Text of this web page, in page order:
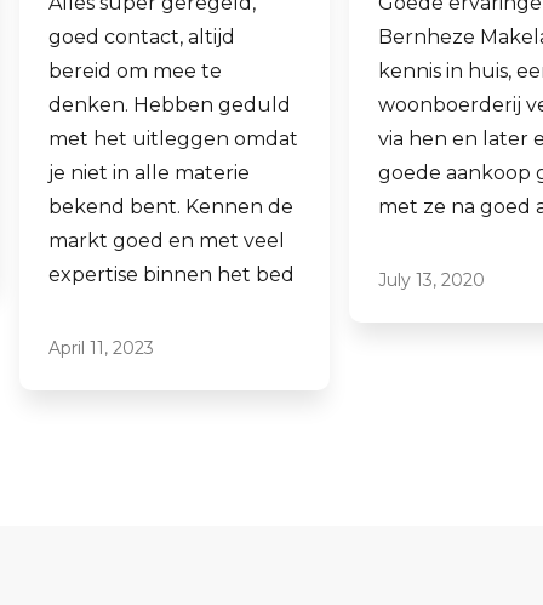
Bernheze Makelaars, veel
kennis in huis, eens onze
woonboerderij verkocht
via hen en later een
goede aankoop gedaan
met ze na goed advies.
July 13, 2020
al mijn 2e
hen laten
ook een
aankopen.
Laagdrempelig
professioneel,